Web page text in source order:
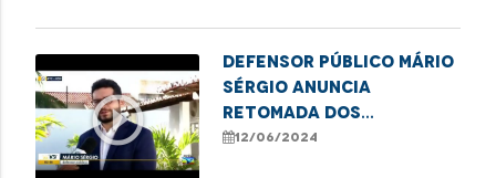
play_circle_outline
Defensor público Mário
Sérgio anuncia
retomada dos
atendimentos
12/06/2024